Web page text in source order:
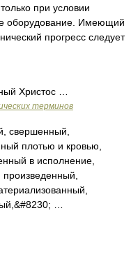
при условии
оборудование. Имеющий
прогресс следует
Христос …
терминов
свершенный,
плотью и кровью,
в исполнение,
…